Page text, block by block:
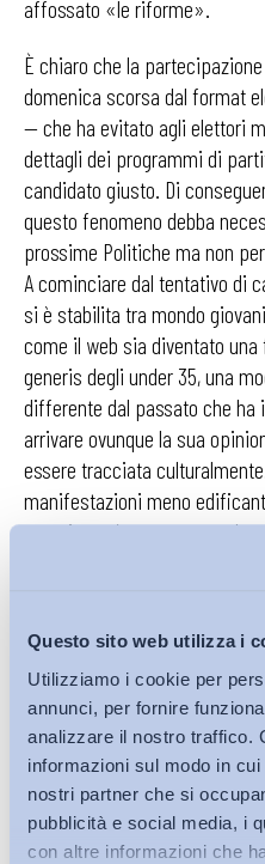
Questo sito web utilizza i
Utilizziamo i cookie per
annunci, per fornire
analizzare il nostro traffico.
informazioni sul modo in
nostri partner che si
pubblicità e social media, i
con altre informazioni che
affossato «le riforme».
È chiaro che la
domenica scorsa dal format
— che ha evitato agli elettori
dettagli dei programmi di
candidato giusto. Di
questo fenomeno debba
prossime Politiche ma non
A cominciare dal tentativo di
si è stabilita tra mondo
come il web sia diventato
generis degli under 35, una
differente dal passato che ha
arrivare ovunque la sua
essere tracciata
manifestazioni meno
negativa — è comunque
si manifesta in un contesto
frequentazione assidua di
usare l’urna elettorale. Di
un maggior tasso di
e sono rimasti sorpresi e
numeri si può addirittura
degli under 35 con il tasso di
solo ai giovani tra i 18 e i 29